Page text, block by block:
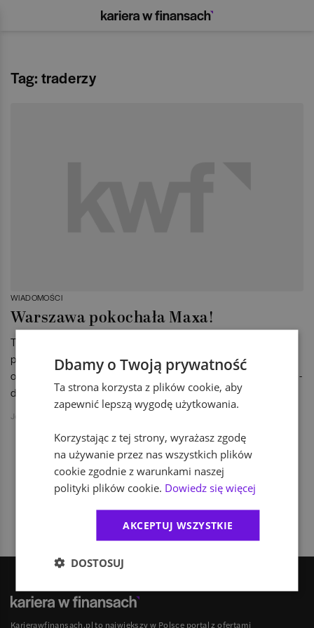
Tag: traderzy
WIADOMOŚCI
Warszawa pokochała Maxa!
Traders Centre – London School of Traders zorganizowała
pierwsze dwa szkolenia w Warszawie: bezpłatne szkolenie
otwarte Max FOREX Intro i unikatowe Max’s FOREX Inception -
dwa intensywne dni nauki Forex.
Joanna Urbaniak
1
Karierawfinansach.pl to największy w Polsce portal z ofertami
Dbamy o Twoją prywatność
Ta strona korzysta z plików cookie, aby
zapewnić lepszą wygodę użytkowania.
Korzystając z tej strony, wyrażasz zgodę
na używanie przez nas wszystkich plików
cookie zgodnie z warunkami naszej
polityki plików cookie. Dowiedz się więcej
AKCEPTUJ WSZYSTKIE
DOSTOSUJ